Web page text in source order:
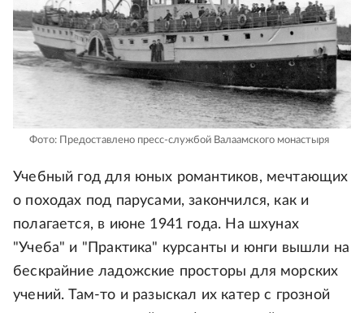
Фото: Предоставлено пресс-службой Валаамского монастыря
Учебный год для юных романтиков, мечтающих
о походах под парусами, закончился, как и
полагается, в июне 1941 года. На шхунах
"Учеба" и "Практика" курсанты и юнги вышли на
бескрайние ладожские просторы для морских
учений. Там-то и разыскал их катер с грозной